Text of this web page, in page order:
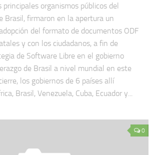
organismos públicos del
Brasil, firmaron en la apertura un
del formato de documentos ODF
y con los ciudadanos, a fin de
de Software Libre en el gobierno
de Brasil a nivel mundial en este
los gobiernos de 6 países allí
Brasil, Venezuela, Cuba, Ecuador y...
0